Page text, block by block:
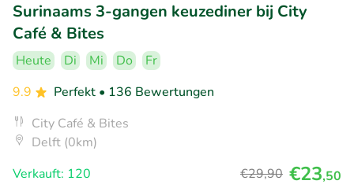
Surinaams 3-gangen keuzediner bij City
Café & Bites
Heute Di Mi Do
Fr
9.9
Perfekt • 136 Bewertungen
City Café & Bites
Delft (0km)
Verkauft: 120
€29,90 €23,50